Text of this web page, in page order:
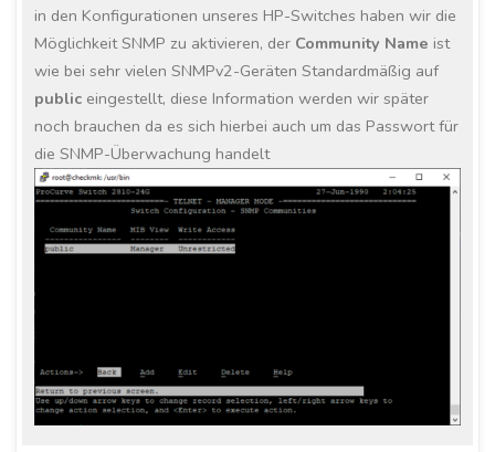
in den Konfigurationen unseres HP-Switches haben wir die
Möglichkeit SNMP zu aktivieren, der Community Name ist
wie bei sehr vielen SNMPv2-Geräten Standardmäßig auf
public eingestellt, diese Information werden wir später
noch brauchen da es sich hierbei auch um das Passwort für
die SNMP-Überwachung handelt